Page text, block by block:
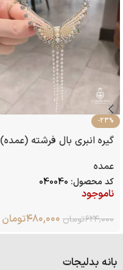
-23%
گیره انبری بال فرشته (عمده)
عمده
کد محصول: 040040
ناموجود
۶۲۴,۰۰۰تومان ۴۸۰,۰۰۰تومان
بانه بدلیجات